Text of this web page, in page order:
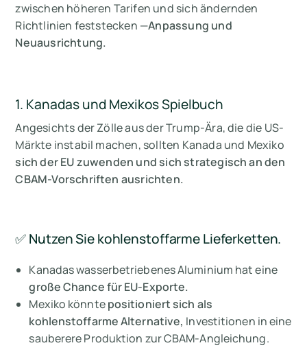
zwischen höheren Tarifen und sich ändernden
Richtlinien feststecken —Anpassung und
Neuausrichtung.
1. Kanadas und Mexikos Spielbuch
Angesichts der Zölle aus der Trump-Ära, die die US-
Märkte instabil machen, sollten Kanada und Mexiko
sich der EU zuwenden und sich strategisch an den
CBAM-Vorschriften ausrichten.
✅ Nutzen Sie kohlenstoffarme Lieferketten.
Kanadas wasserbetriebenes Aluminium hat eine
große Chance für EU-Exporte.
Mexiko könntepositioniert sich als
kohlenstoffarme Alternative, Investitionen in eine
sauberere Produktion zur CBAM-Angleichung.